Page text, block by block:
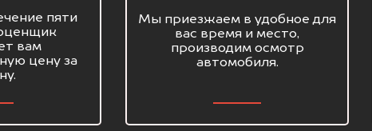
пяти
вам
цену за
Мы приезжаем в удобное для
вас время и место,
производим осмотр
автомобиля.